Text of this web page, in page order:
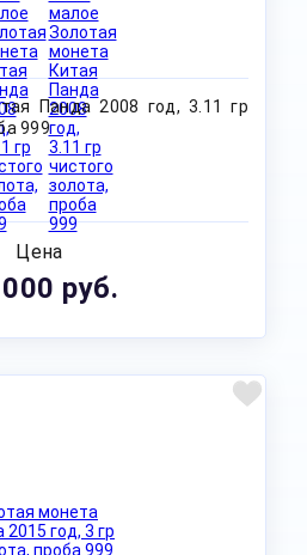
Панда 2008 год, 3.11 гр
999
Цена
руб.